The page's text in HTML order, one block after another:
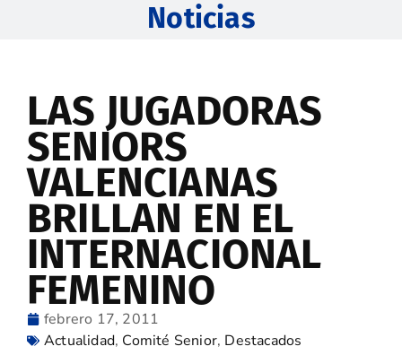
Noticias
LAS JUGADORAS
SENIORS
VALENCIANAS
BRILLAN EN EL
INTERNACIONAL
FEMENINO
febrero 17, 2011
Actualidad, Comité Senior, Destacados